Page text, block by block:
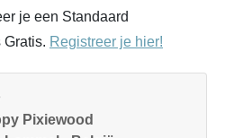
je een Standaard
Gratis. Registreer je hier!
Pixiewood